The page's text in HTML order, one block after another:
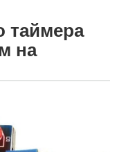
таймера
на